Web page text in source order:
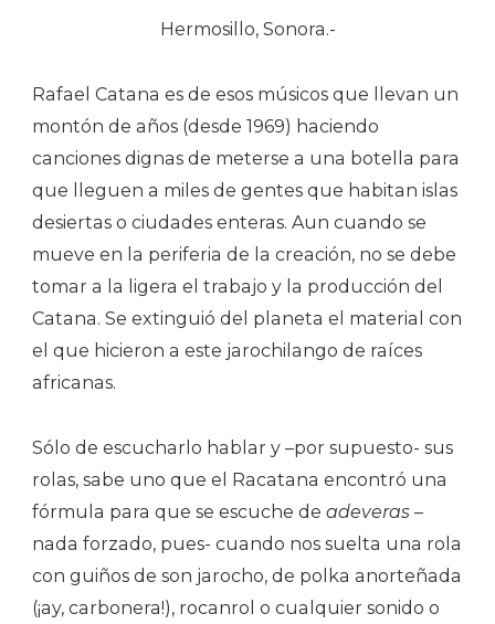
Hermosillo, Sonora.-
Rafael Catana es de esos músicos que llevan un
montón de años (desde 1969) haciendo
canciones dignas de meterse a una botella para
que lleguen a miles de gentes que habitan islas
desiertas o ciudades enteras. Aun cuando se
mueve en la periferia de la creación, no se debe
tomar a la ligera el trabajo y la producción del
Catana. Se extinguió del planeta el material con
el que hicieron a este jarochilango de raíces
africanas.
Sólo de escucharlo hablar y –por supuesto- sus
rolas, sabe uno que el Racatana encontró una
fórmula para que se escuche de adeveras –
nada forzado, pues- cuando nos suelta una rola
con guiños de son jarocho, de polka anorteñada
(¡ay, carbonera!), rocanrol o cualquier sonido o